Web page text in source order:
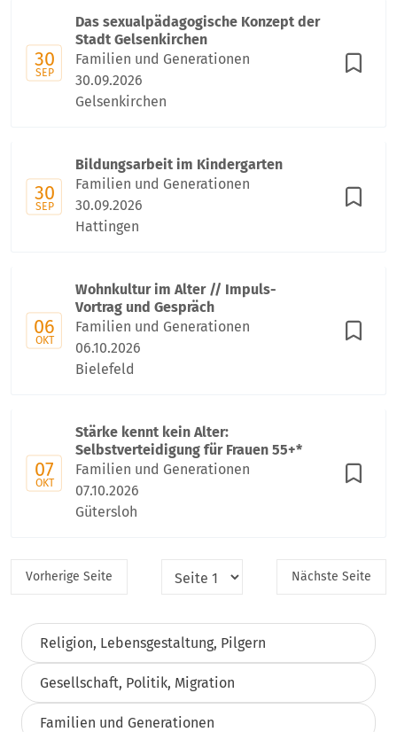
30
SEP
Das sexualpädagogische Konzept der
Stadt Gelsenkirchen
Familien und Generationen
30.09.2026
Gelsenkirchen
30
SEP
Bildungsarbeit im Kindergarten
Familien und Generationen
30.09.2026
Hattingen
06
OKT
Wohnkultur im Alter // Impuls-
Vortrag und Gespräch
Familien und Generationen
06.10.2026
Bielefeld
07
OKT
Stärke kennt kein Alter:
Selbstverteidigung für Frauen 55+*
Familien und Generationen
07.10.2026
Gütersloh
Vorherige Seite Nächste Seite
Religion, Lebensgestaltung, Pilgern
Gesellschaft, Politik, Migration
Familien und Generationen